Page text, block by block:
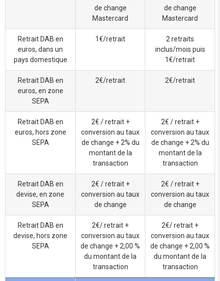
de change
Mastercard
de change
Mastercard
Retrait DAB en
euros, dans un
pays domestique
1€/retrait
2 retraits
inclus/mois puis
1€/retrait
Retrait DAB en
euros, en zone
SEPA
2€/retrait 2€/retrait
Retrait DAB en
euros, hors zone
SEPA
2€ / retrait +
conversion au taux
de change + 2% du
montant de la
transaction
2€ / retrait +
conversion au taux
de change + 2% du
montant de la
transaction
Retrait DAB en
devise, en zone
SEPA
2€ / retrait +
conversion au taux
de change
2€ / retrait +
conversion au taux
de change
Retrait DAB en
devise, hors zone
SEPA
2€/ retrait +
conversion au taux
de change + 2,00 %
du montant de la
transaction
2€/ retrait +
conversion au taux
de change + 2,00 %
du montant de la
transaction